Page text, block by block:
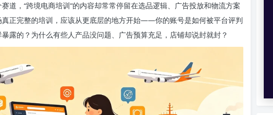
道，“跨境电商培训”的内容却常常停留在选品逻辑、广告投放和物流方案
正完整的培训，应该从更底层的地方开始——你的账号是如何被平台评判
露的？为什么有些人产品没问题、广告预算充足，店铺却说封就封？